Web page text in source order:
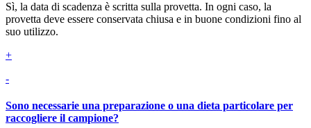
Sì, la data di scadenza è scritta sulla provetta. In ogni caso, la
provetta deve essere conservata chiusa e in buone condizioni fino al
suo utilizzo.
+
-
Sono necessarie una preparazione o una dieta particolare per
raccogliere il campione?